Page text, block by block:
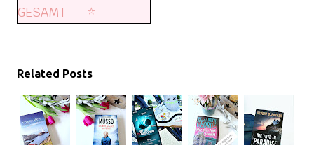
GESAMT
⭐️
Related Posts